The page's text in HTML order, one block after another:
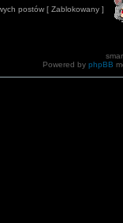
postów [ Zablokowany ]
Powered by phpBB